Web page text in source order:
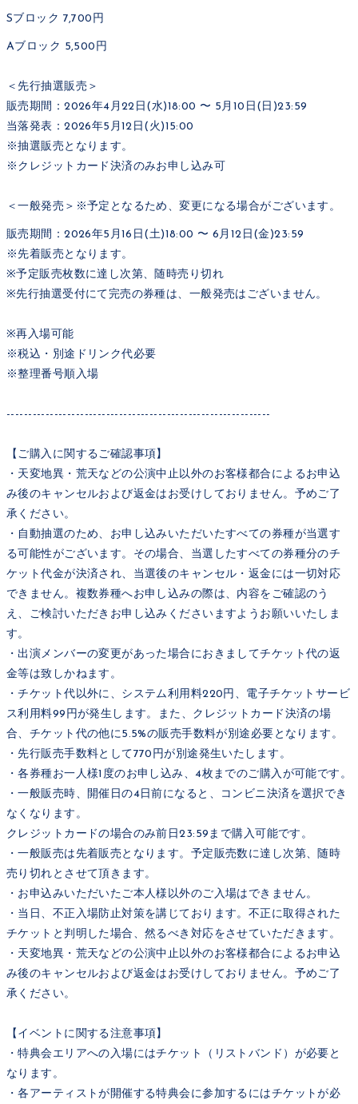
Sブロック 7,700円
Aブロック 5,500円
＜先行抽選販売＞
販売期間：2026年4月22日(水)18:00 〜 5月10日(日)23:59
当落発表：2026年5月12日(火)15:00
※抽選販売となります。
※クレジットカード決済のみお申し込み可
＜一般発売＞※予定となるため、変更になる場合がございます。
販売期間：2026年5月16日(土)18:00 〜 6月12日(金)23:59
※先着販売となります。
※予定販売枚数に達し次第、随時売り切れ
※先行抽選受付にて完売の券種は、一般発売はございません。
※再入場可能
※税込・別途ドリンク代必要
※整理番号順入場
-------------------------------------------------------------
【ご購入に関するご確認事項】
・天変地異・荒天などの公演中止以外のお客様都合によるお申込
み後のキャンセルおよび返金はお受けしておりません。予めご了
承ください。
・自動抽選のため、お申し込みいただいたすべての券種が当選す
る可能性がございます。その場合、当選したすべての券種分のチ
ケット代金が決済され、当選後のキャンセル・返金には一切対応
できません。複数券種へお申し込みの際は、内容をご確認のう
え、ご検討いただきお申し込みくださいますようお願いいたしま
す。
・出演メンバーの変更があった場合におきましてチケット代の返
金等は致しかねます。
・チケット代以外に、システム利用料220円、電子チケットサービ
ス利用料99円が発生します。また、クレジットカード決済の場
合、チケット代の他に5.5%の販売手数料が別途必要となります。
・先行販売手数料として770円が別途発生いたします。
・各券種お一人様1度のお申し込み、4枚までのご購入が可能です。
・一般販売時、開催日の4日前になると、コンビニ決済を選択でき
なくなります。
クレジットカードの場合のみ前日23:59まで購入可能です。
・一般販売は先着販売となります。予定販売数に達し次第、随時
売り切れとさせて頂きます。
・お申込みいただいたご本人様以外のご入場はできません。
・当日、不正入場防止対策を講じております。不正に取得された
チケットと判明した場合、然るべき対応をさせていただきます。
・天変地異・荒天などの公演中止以外のお客様都合によるお申込
み後のキャンセルおよび返金はお受けしておりません。予めご了
承ください。
【イベントに関する注意事項】
・特典会エリアへの入場にはチケット（リストバンド）が必要と
なります。
・各アーティストが開催する特典会に参加するにはチケットが必